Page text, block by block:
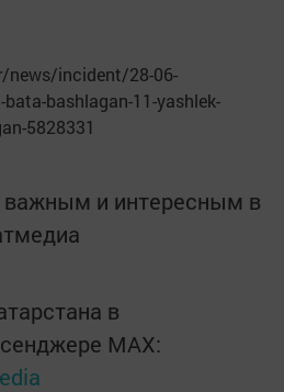
incident/28-06-
bashlagan-11-yashlek-
5828331
и интересным в
в
MАХ: